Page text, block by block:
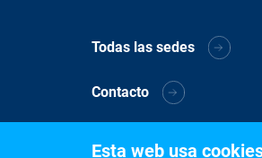
Todas las sedes
Contacto
Esta web usa